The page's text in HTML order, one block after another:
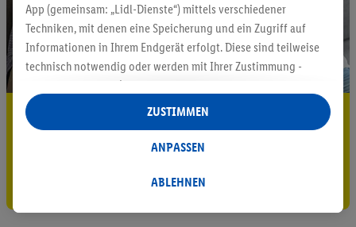
5.95 € Versand sparen³²ᵃ
Jetzt zum Newsletter anmelden
Gutschein sichern!
App (gemeinsam: „Lidl-Dienste“) mittels verschiedener
Techniken, mit denen eine Speicherung und ein Zugriff auf
Informationen in Ihrem Endgerät erfolgt. Diese sind teilweise
technisch notwendig oder werden mit Ihrer Zustimmung -
auch durch Partner (u.a.
Verantwortliche; im Zusammenhang mit dem IAB TCF
insgesamt
Statistik-Erstellung oder für personalisierte Werbung
Datenverarbeitungen für personalisierte Werbung werden
ABLEHNEN
ANPASSEN
ZUSTIMMEN